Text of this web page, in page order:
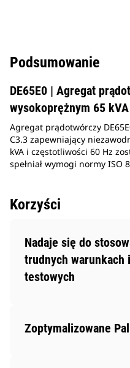
Podsumowanie
DE65E0 | Agregat
wysokoprężnym 65 kVA
Agregat prądotwórczy
C3.3 zapewniający
kVA i częstotliwości 60 Hz
spełniał wymogi normy ISO
Korzyści
Nadaje się do
trudnych warunkach
testowych
Zoptymalizowane